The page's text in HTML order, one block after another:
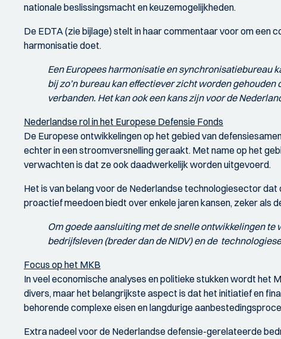
nationale beslissingsmacht en keuzemogelijkheden.
De EDTA (zie bijlage) stelt in haar commentaar voor om een
harmonisatie doet.
Een Europees harmonisatie en synchronisatiebureau
bij zo’n bureau kan effectiever zicht worden
verbanden. Het kan ook een kans zijn voor de
Nederlandse rol in het Europese Defensie Fonds
De Europese ontwikkelingen op het gebied van
echter in een stroomversnelling geraakt. Met name op het
verwachten is dat ze ook daadwerkelijk worden uitgevoerd.
Het is van belang voor de Nederlandse technologiesector
proactief meedoen biedt over enkele jaren kansen, zeker als
Om goede aansluiting met de snelle ontwikkelingen
bedrijfsleven (breder dan de NIDV) en de
Focus op het MKB
In veel economische analyses en politieke stukken wordt het
divers, maar het belangrijkste aspect is dat het initiatief en
behorende complexe eisen en langdurige
Extra nadeel voor de Nederlandse defensie-gerelateerde